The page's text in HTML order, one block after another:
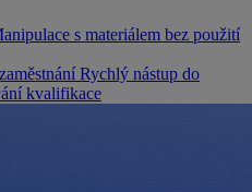
s materiálem bez použití
Rychlý nástup do
kvalifikace